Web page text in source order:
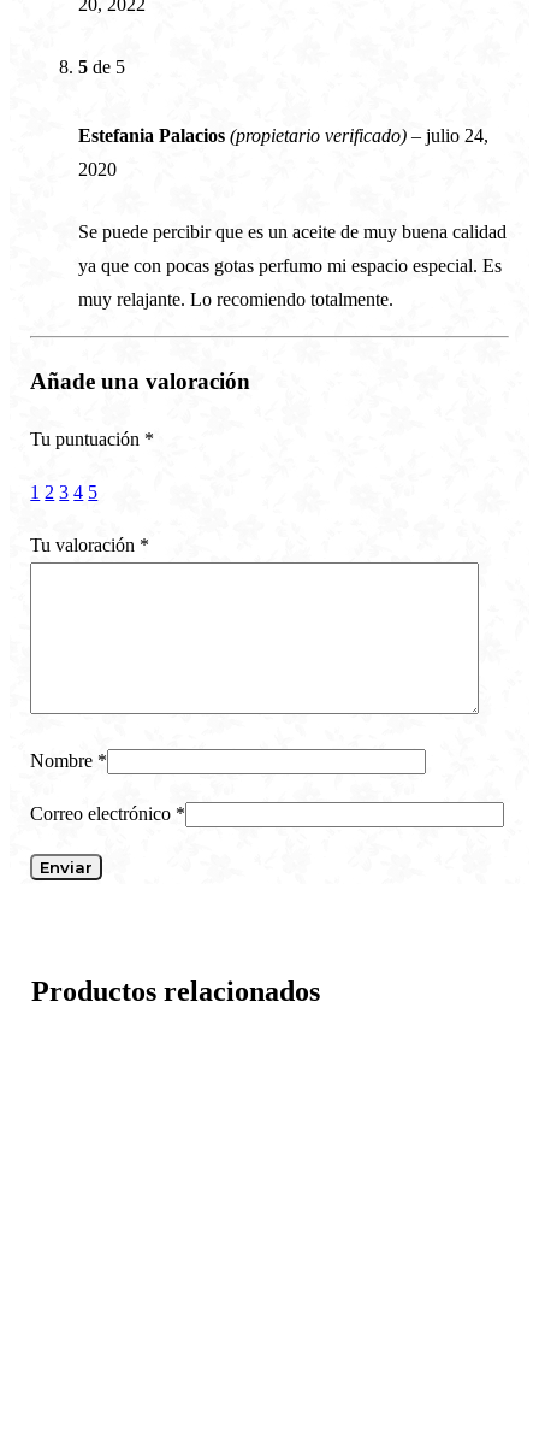
20, 2022
5 de 5
Estefania Palacios (propietario verificado) – julio 24,
2020
Se puede percibir que es un aceite de muy buena calidad
ya que con pocas gotas perfumo mi espacio especial. Es
muy relajante. Lo recomiendo totalmente.
Añade una valoración
Tu puntuación *
1 2 3 4 5
Tu valoración *
Nombre *
Correo electrónico *
Productos relacionados